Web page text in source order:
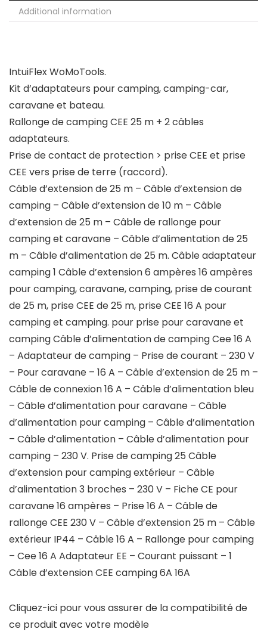
Additional information
IntuiFlex WoMoTools.
Kit d’adaptateurs pour camping, camping-car,
caravane et bateau.
Rallonge de camping CEE 25 m + 2 câbles
adaptateurs.
Prise de contact de protection > prise CEE et prise
CEE vers prise de terre (raccord).
Câble d’extension de 25 m – Câble d’extension de
camping – Câble d’extension de 10 m – Câble
d’extension de 25 m – Câble de rallonge pour
camping et caravane – Câble d’alimentation de 25
m – Câble d’alimentation de 25 m. Câble adaptateur
camping 1 Câble d’extension 6 ampères 16 ampères
pour camping, caravane, camping, prise de courant
de 25 m, prise CEE de 25 m, prise CEE 16 A pour
camping et camping. pour prise pour caravane et
camping Câble d’alimentation de camping Cee 16 A
– Adaptateur de camping – Prise de courant – 230 V
– Pour caravane – 16 A – Câble d’extension de 25 m –
Câble de connexion 16 A – Câble d’alimentation bleu
– Câble d’alimentation pour caravane – Câble
d’alimentation pour camping – Câble d’alimentation
– Câble d’alimentation – Câble d’alimentation pour
camping – 230 V. Prise de camping 25 Câble
d’extension pour camping extérieur – Câble
d’alimentation 3 broches – 230 V – Fiche CE pour
caravane 16 ampères – Prise 16 A – Câble de
rallonge CEE 230 V – Câble d’extension 25 m – Câble
extérieur IP44 – Câble 16 A – Rallonge pour camping
– Cee 16 A Adaptateur EE – Courant puissant – 1
Câble d’extension CEE camping 6A 16A
Cliquez-ici pour vous assurer de la compatibilité de
ce produit avec votre modèle